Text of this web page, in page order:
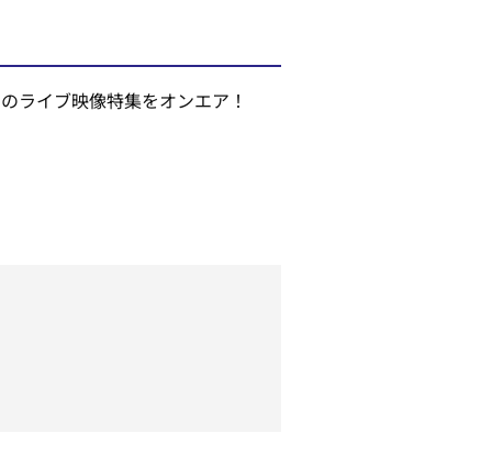
ライブ映像特集をオンエア！